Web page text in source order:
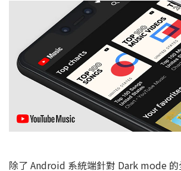
除了 Android 系統端針對 Dark mode